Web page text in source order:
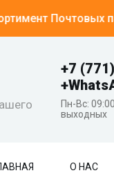
Почтовых
+7
Пн-Вс:
выходных
О НАС